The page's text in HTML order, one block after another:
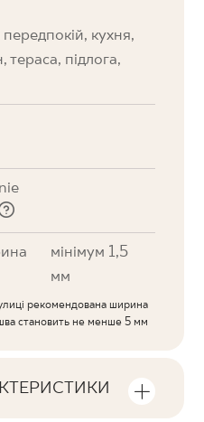
кухня,
тераса, підлога,
мінімум 1,5
мм
рекомендована ширина
становить не менше 5 мм